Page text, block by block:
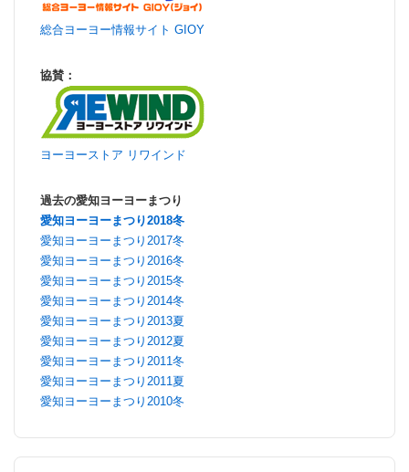
総合ヨーヨー情報サイト GIOY
協賛：
ヨーヨーストア リワインド
過去の愛知ヨーヨーまつり
愛知ヨーヨーまつり2018冬
愛知ヨーヨーまつり2017冬
愛知ヨーヨーまつり2016冬
愛知ヨーヨーまつり2015冬
愛知ヨーヨーまつり2014冬
愛知ヨーヨーまつり2013夏
愛知ヨーヨーまつり2012夏
愛知ヨーヨーまつり2011冬
愛知ヨーヨーまつり2011夏
愛知ヨーヨーまつり2010冬